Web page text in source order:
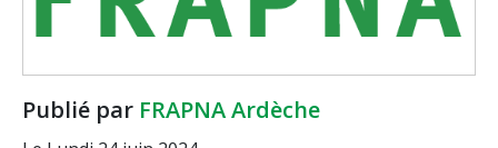
Publié par FRAPNA Ardèche